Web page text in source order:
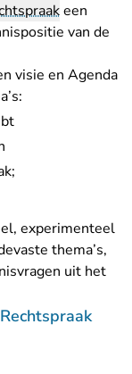
een
van de
visie en Agenda
experimenteel
thema’s,
uit het